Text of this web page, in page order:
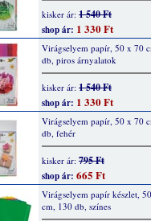
kisker ár: 1 540 Ft
shop ár: 1 330 Ft
Virágselyem papír, 50 x 70
db, piros árnyalatok
kisker ár: 1 540 Ft
shop ár: 1 330 Ft
Virágselyem papír, 50 x 70
db, fehér
kisker ár: 795 Ft
shop ár: 665 Ft
Virágselyem papír készlet,
cm, 130 db, színes